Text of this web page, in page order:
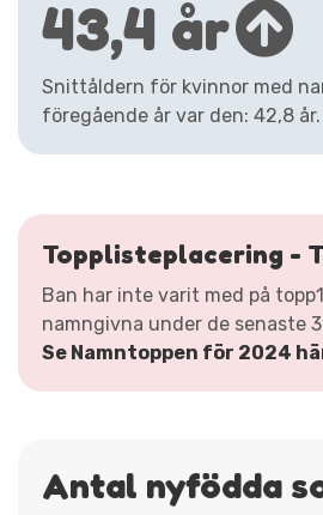
43,4 år
Snittåldern för kvinnor med
föregående år var den: 42,8 år.
Topplisteplacering -
Ban har inte varit med på
namngivna under de senaste
Se Namntoppen för 2024
Antal nyfödda